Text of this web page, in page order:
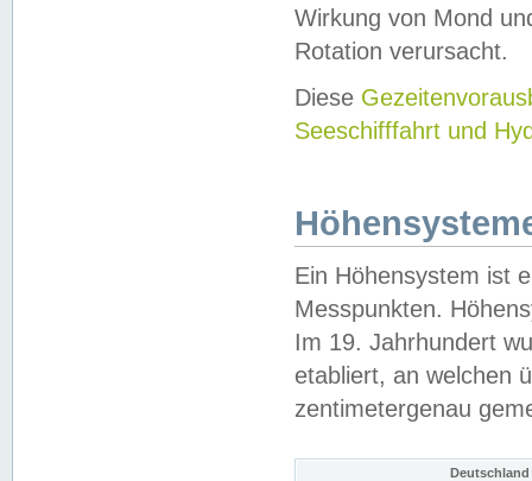
Wirkung von Mond
Rotation verursacht.
Diese
Seeschifffahrt und
Ein Höhensystem ist
Messpunkten.
Im 19. Jahrhundert
etabliert, an welchen
zentimetergenau